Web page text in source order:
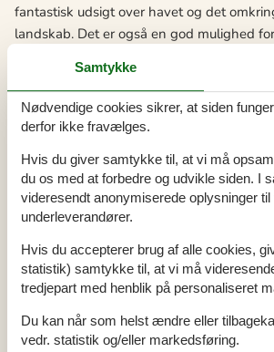
fantastisk udsigt over havet og det
landskab. Det er også en god mulighed
Naturreservat et vidunderligt sted at
en rolig gåtur, se på fugle og beundre det
Hvis I leder efter en mere kulturel dag,
Assens. For de kulturinteresserede, er
Museum et fantastisk sted at besøge.
udstillinger, der fortæller historien om
hvilket giver en spændende indsigt i
kulturarv. Uanset hvad jeres interesser er,
i Brunshuse.
Her er et udvalg af de spændende
Odense Zoo: Omkring en times kørsel
Samtykke
Nødvendige cookies sikrer, at siden
derfor ikke fravælges.
Hvis du giver samtykke til, at vi må
du os med at forbedre og udvikle siden. I
videresendt anonymiserede oplysninger til
underleverandører.
Hvis du accepterer brug af alle cookies,
statistik) samtykke til, at vi må
tredjepart med henblik på personaliseret
Du kan når som helst ændre eller
vedr. statistik og/eller markedsføring.